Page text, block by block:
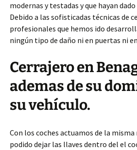
modernas y testadas y que hayan
Debido a las sofisticadas técnicas de
profesionales que hemos ido
ningún tipo de daño ni en puertas ni
Cerrajero en
ademas de su
su vehículo.
Con los coches actuamos de la
podido dejar las llaves dentro del el